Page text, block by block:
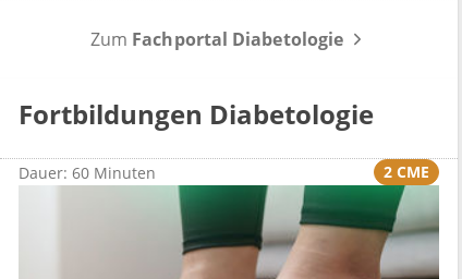
Zum Fachportal Diabetologie
Fortbildungen Diabetologie
Dauer: 60 Minuten 2 CME